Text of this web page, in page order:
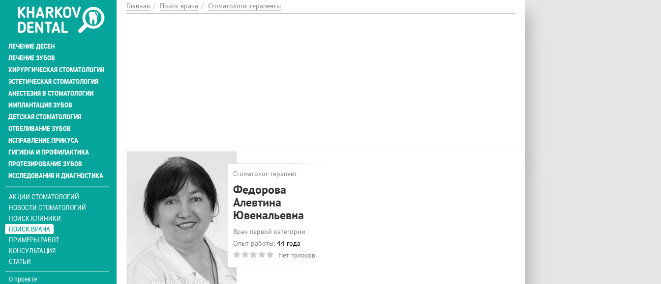
Перейти
основному
содержанию
ЛЕЧЕНИЕ ДЕСЕН
ЛЕЧЕНИЕ ЗУБОВ
ХИРУРГИЧЕСКАЯ СТОМАТОЛОГИЯ
ЭСТЕТИЧЕСКАЯ СТОМАТОЛОГИЯ
АНЕСТЕЗИЯ В СТОМАТОЛОГИИ
ИМПЛАНТАЦИЯ ЗУБОВ
ДЕТСКАЯ СТОМАТОЛОГИЯ
ОТБЕЛИВАНИЕ ЗУБОВ
ИСПРАВЛЕНИЕ ПРИКУСА
ГИГИЕНА И ПРОФИЛАКТИКА
ПРОТЕЗИРОВАНИЕ ЗУБОВ
ИССЛЕДОВАНИЯ И ДИАГНОСТИКА
АКЦИИ СТОМАТОЛОГИЙ
НОВОСТИ СТОМАТОЛОГИЙ
ПОИСК КЛИНИКИ
ПОИСК ВРАЧА
ПРИМЕРЫ РАБОТ
КОНСУЛЬТАЦИЯ
СТАТЬИ
О проекте
Главная Поиск врача Стоматологи-терапевты
Стоматолог-терапевт
Федорова
Алевтина
Ювенальевна
Врач первой категории
Опыт работы: 44 года
Нет голосов